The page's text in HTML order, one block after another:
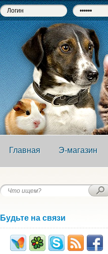
Главная Э-магазин
Будьте на связи